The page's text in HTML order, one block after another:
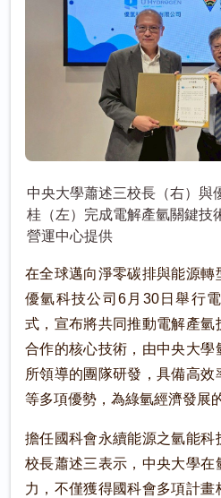
中央大學蕭述三校長（右）與
桂（左）完成電解產氫關鍵技
營運中心提供
在全球邁向淨零碳排與能源
優氫科技公司6月30日舉行
式，宣布將共同推動電解產氫
合作的核心技術，由中央大
所領導的團隊研發，具備高
等多項優勢，為綠氫經濟發展
擔任國科會永續能源之氫能
校長蕭述三表示，中央大學
力，不僅獲得國科會多項計